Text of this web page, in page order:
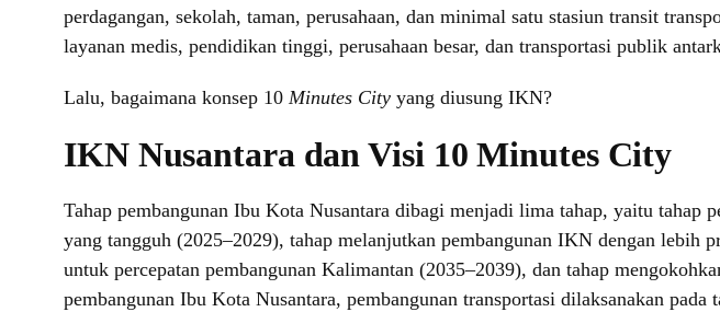
perdagangan, sekolah, taman, perusahaan, dan minimal satu stasiun transit
layanan medis, pendidikan tinggi, perusahaan besar, dan transportasi publik
Lalu, bagaimana konsep 10 Minutes City yang diusung IKN?
IKN Nusantara dan Visi 10 Minutes City
Tahap pembangunan Ibu Kota Nusantara dibagi menjadi lima tahap, yaitu tahap
yang tangguh (2025–2029), tahap melanjutkan pembangunan IKN dengan
untuk percepatan pembangunan Kalimantan (2035–2039), dan tahap
pembangunan Ibu Kota Nusantara, pembangunan transportasi dilaksanakan pada